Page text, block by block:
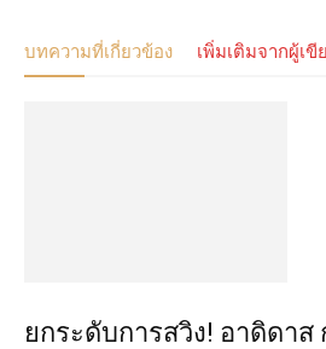
บทความที่เกี่ยวข้อง เพิ่มเติมจากผู้เขี
ยกระดับการสวิง! อาดิดาส